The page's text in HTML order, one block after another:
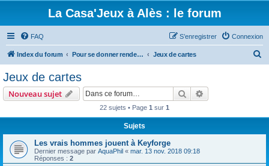
La Casa'Jeux à Alès : le forum
FAQ Connexion
S’enregistrer
Index du forum Pour se donner rendez-vous, et parler des jeux que vous aimez Jeux de cartes
Jeux de cartes
Nouveau sujet Rechercher
22 sujets • Page 1 sur 1
Sujets
Les vrais hommes jouent à Keyforge
Dernier message par AquaPhil « mar. 13 nov. 2018 09:18
Réponses : 2